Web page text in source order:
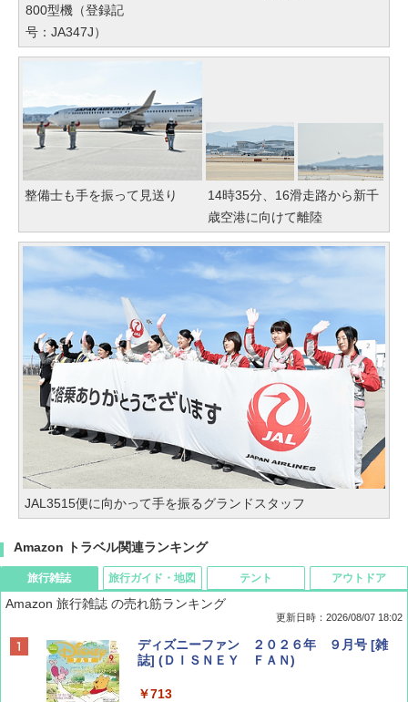
800型機（登録記
号：JA347J）
整備士も手を振って見送り
14時35分、16滑走路から新千
歳空港に向けて離陸
JAL3515便に向かって手を振るグランドスタッフ
Amazon トラベル関連ランキング
旅行雑誌
Amazon 旅行雑誌 の売れ筋ランキング
更新日時：2026/08/07 18:02
ディズニーファン ２０２６年 ９月号 [雑
誌] (ＤＩＳＮＥＹ ＦＡＮ)
￥713
旅行ガイド・地図 テント アウトドア